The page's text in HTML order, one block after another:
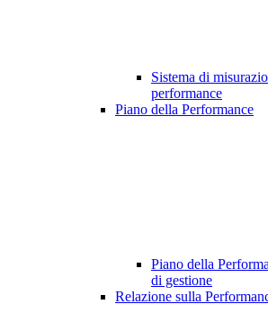
Sistema di
performance
Piano della Performance
Piano della
di gestione
Relazione sulla